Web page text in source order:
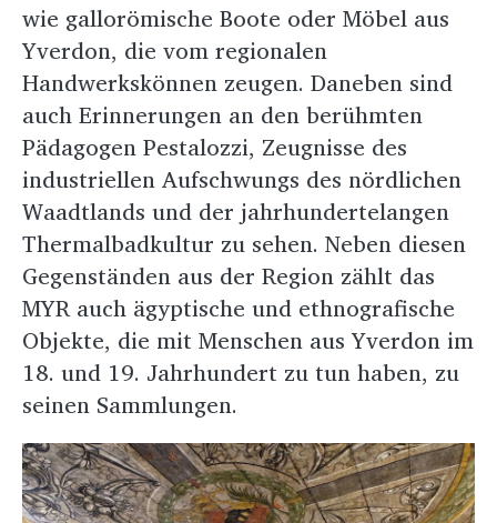
wie gallorömische Boote oder Möbel aus
Yverdon, die vom regionalen
Handwerkskönnen zeugen. Daneben sind
auch Erinnerungen an den berühmten
Pädagogen Pestalozzi, Zeugnisse des
industriellen Aufschwungs des nördlichen
Waadtlands und der jahrhundertelangen
Thermalbadkultur zu sehen. Neben diesen
Gegenständen aus der Region zählt das
MYR auch ägyptische und ethnografische
Objekte, die mit Menschen aus Yverdon im
18. und 19. Jahrhundert zu tun haben, zu
seinen Sammlungen.